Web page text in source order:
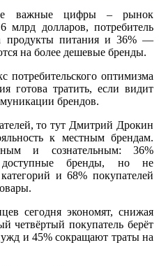
важные цифры – рынок
млрд долларов, потребитель
продукты питания и 36% —
на более дешевые бренды.
оптимизма
готова тратить, если видит
брендов.
то тут Дмитрий Дрокин
к местным брендам.
и сознательным: 36%
бренды, но не
и 68% покупателей
сегодня экономят, снижая
четвёртый покупатель берёт
и 45% сокращают траты на